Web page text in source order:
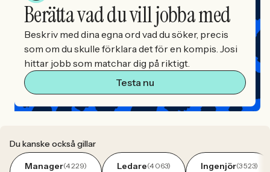
Berätta vad du vill jobba med
Beskriv med dina egna ord vad du söker, precis
som om du skulle förklara det för en kompis. Josi
hittar jobb som matchar dig på riktigt.
Testa nu
Du kanske också gillar
Manager(4 229) Ledare(4 063) Ingenjör(3 523)